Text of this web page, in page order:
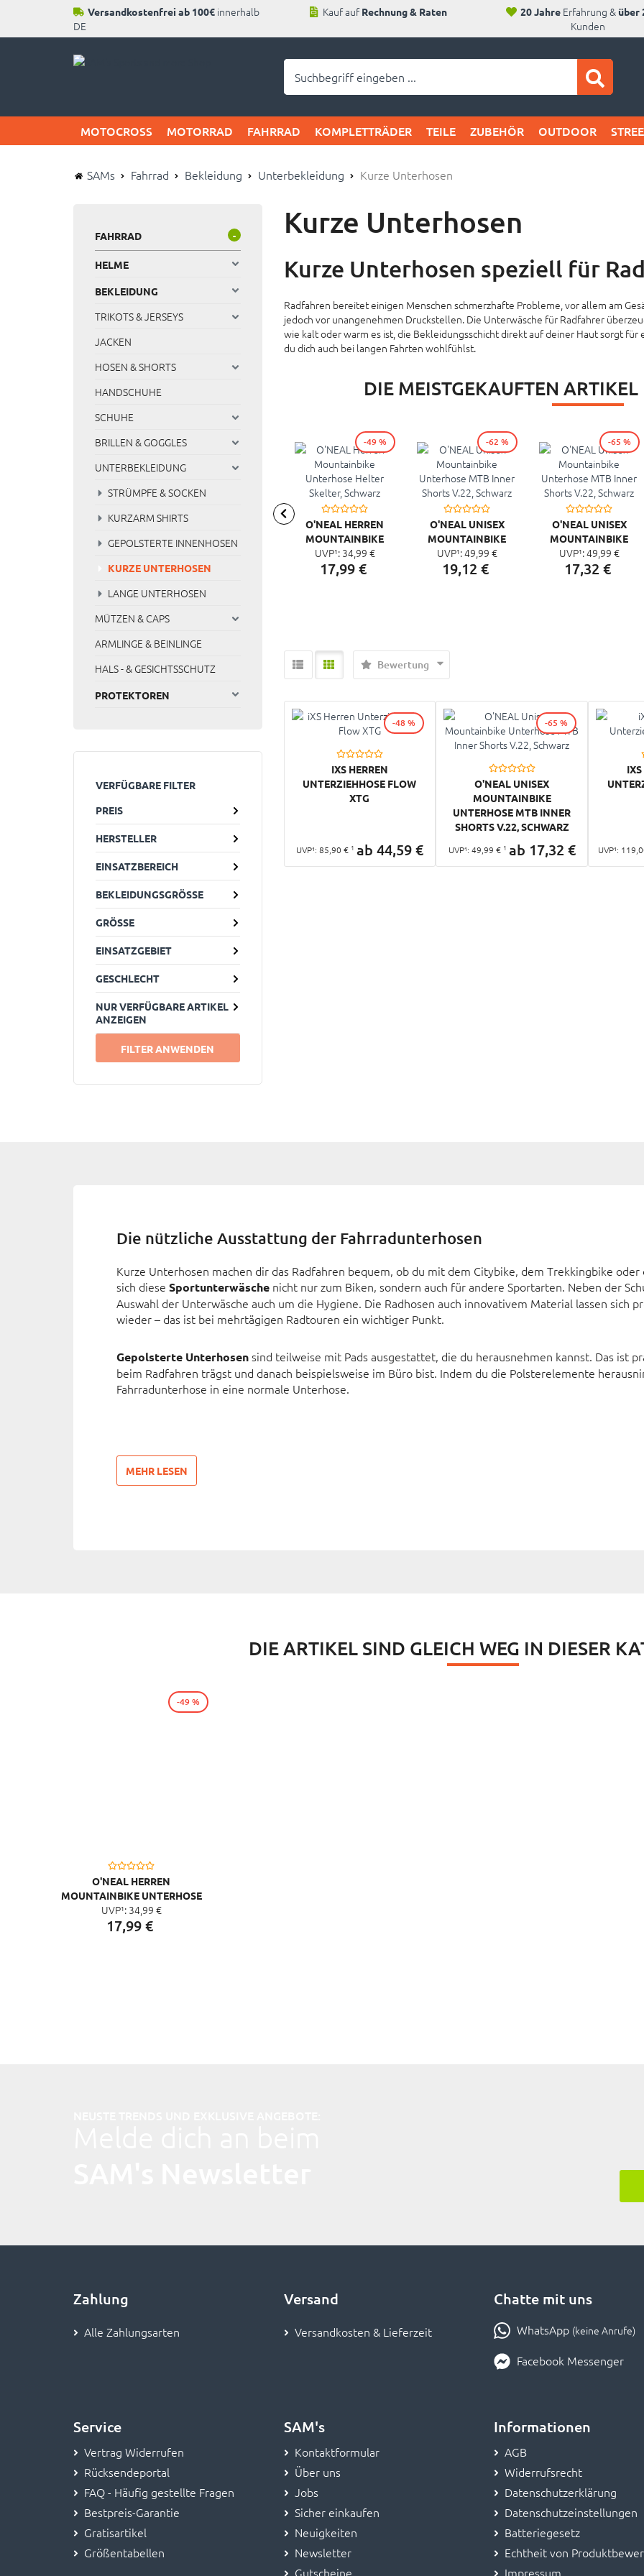
Versandkostenfrei ab 100€ innerhalb
DE
Kauf aufRechnung & Raten 20 JahreErfahrung & über
Kunden
MOTOCROSS MOTORRAD FAHRRAD KOMPLETTRÄDER TEILE ZUBEHÖR OUTDOOR
SAMs Fahrrad Bekleidung Unterbekleidung Kurze Unterhosen
FAHRRAD -
HELME
BEKLEIDUNG
TRIKOTS & JERSEYS
JACKEN
HOSEN & SHORTS
HANDSCHUHE
SCHUHE
BRILLEN & GOGGLES
UNTERBEKLEIDUNG
STRÜMPFE & SOCKEN
KURZARM SHIRTS
GEPOLSTERTE INNENHOSEN
KURZE UNTERHOSEN
LANGE UNTERHOSEN
MÜTZEN & CAPS
ARMLINGE & BEINLINGE
HALS - & GESICHTSSCHUTZ
PROTEKTOREN
VERFÜGBARE FILTER
PREIS
HERSTELLER
EINSATZBEREICH
BEKLEIDUNGSGRÖSSE
GRÖSSE
EINSATZGEBIET
GESCHLECHT
NUR VERFÜGBARE ARTIKEL
ANZEIGEN
FILTER ANWENDEN
Kurze Unterhosen
Kurze Unterhosen speziell für
Radfahren bereitet einigen Menschen schmerzhafte Probleme, vor allem am
jedoch vor unangenehmen Druckstellen. Die Unterwäsche für Radfahrer
wie kalt oder warm es ist, die Bekleidungsschicht direkt auf deiner Haut sorgt
du dich auch bei langen Fahrten wohlfühlst.
DIE MEISTGEKAUFTEN
O'NEAL HERREN
MOUNTAINBIKE
UNTERHOSE HELTER
SKELTER, SCHWARZ
UVP¹: 34,99 €
17,99 €
-49 %
O'NEAL UNISEX
MOUNTAINBIKE
UNTERHOSE MTB
INNER SHORTS V.22,
UVP¹:49,99 €
19,12 €
-62 %
O'NEAL UNISEX
MOUNTAINBIKE
UNTERHOSE MTB
INNER SHORTS V.22,
UVP¹:49,99 €
17,32 €
-65 %
Bewertung
IXS HERREN
UNTERZIEHHOSE FLOW
XTG
UVP¹: 85, 90 € 1 ab 44,59€
-48 %
O'NEAL UNISEX
MOUNTAINBIKE
UNTERHOSE MTB INNER
SHORTS V.22, SCHWARZ
UVP¹: 49, 99 € 1 ab 17,32 €
-65 %
UVP¹: 119,
Die nützliche Ausstattung der Fahrradunterhosen
Kurze Unterhosen machen dir das Radfahren bequem, ob du mit dem Citybike, dem Trekkingbike
sich diese Sportunterwäsche nicht nur zum Biken, sondern auch für andere Sportarten. Neben der
Auswahl der Unterwäsche auch um die Hygiene. Die Radhosen auch innovativem Material lassen sich
wieder – das ist bei mehrtägigen Radtouren ein wichtiger Punkt.
Gepolsterte Unterhosensind teilweise mit Pads ausgestattet, die du herausnehmen kannst. Das ist
beim Radfahren trägst und danach beispielsweise im Büro bist. Indem du die Polsterelemente
Fahrradunterhose in eine normale Unterhose.
MEHR LESEN
DIE ARTIKEL SIND GLEICH WEG IN DIESER
O'NEAL HERREN
MOUNTAINBIKE UNTERHOSE
HELTER SKELTER, SCHWARZ
UVP¹: 34,99 €
17,99 €
-49 %
Zahlung
Alle Zahlungsarten
Versand
Versandkosten & Lieferzeit
Chatte mit uns
WhatsApp (keine Anrufe)
Facebook Messenger
Service
Vertrag Widerrufen
Rücksendeportal
FAQ - Häufig gestellte Fragen
Bestpreis-Garantie
Gratisartikel
Größentabellen
SAM's
Kontaktformular
Über uns
Jobs
Sicher einkaufen
Neuigkeiten
Newsletter
Gutscheine
Informationen
AGB
Widerrufsrecht
Datenschutzerklärung
Datenschutzeinstellungen
Batteriegesetz
Echtheit von
Impressum
Neu bei SAM's: